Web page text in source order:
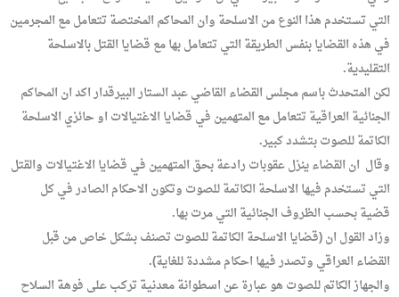
التي تستخدم هذا النوع من الاسلحة وان المحاكم المختصة تتعامل مع المجرمين
في هذه القضايا بنفس الطريقة التي تتعامل بها مع قضايا القتل بالاسلحة
التقليدية.
لكن المتحدث باسم مجلس القضاء القاضي عبد الستار البيرقدار اكد ان المحاكم
الجنائية العراقية تتعامل مع المتهمين في قضايا الاغتيالات او حائزي الاسلحة
الكاتمة للصوت بتشدد كبير.
وقال ان القضاء ينزل عقوبات رادعة بحق المتهمين في قضايا الاغتيالات والقتل
التي تستخدم فيها الاسلحة الكاتمة للصوت وتكون الاحكام الصادر في كل
قضية بحسب الظروف الجنائية التي مرت بها.
وزاد القول ان (قضايا الاسلحة الكاتمة للصوت تصنف بشكل خاص من قبل
القضاء العراقي وتصدر فيها احكام مشددة للغاية).
والجهاز الكاتم للصوت هو عبارة عن اسطوانة معدنية تركب على فوهة السلاح